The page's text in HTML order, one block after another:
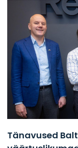
Tänavused